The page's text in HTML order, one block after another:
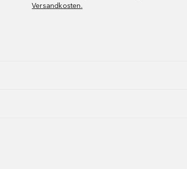
Versandkosten.